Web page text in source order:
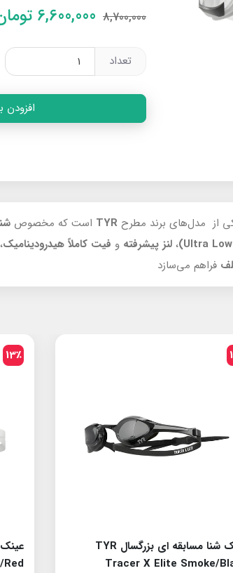
8,700,000
6,600,000
تعداد
افزودن
از مدل‌های برند مطرح است که مخصوص
، لنز پیشرفته و فیت کاملاً هیدرودینامیک
فراهم می‌سازد
عینک شنا مسابقه ای بزرگسال TYR
Tracer X Elite Smoke/
13٪